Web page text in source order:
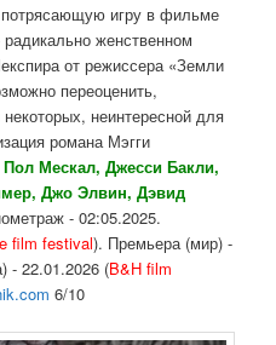
игру в фильме
женственном
от режиссера «Земли
переоценить,
неинтересной для
романа Мэгги
Пол Мескал, Джесси Бакли,
Джо Элвин, Дэвид
- 02:05.2025.
film festival). Премьера (мир) -
- 22.01.2026 (B&H film
6/10